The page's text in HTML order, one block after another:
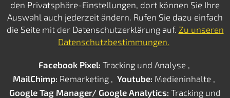
den Privatsphäre-Einstellungen, dort können Sie Ihre
Auswahl auch jederzeit ändern. Rufen Sie dazu einfach
die Seite mit der Datenschutzerklärung auf. Zu unseren
Datenschutzbestimmungen.
Facebook Pixel: Tracking und Analyse ,
MailChimp: Remarketing , Youtube: Medieninhalte ,
Google Tag Manager/ Google Analytics: Tracking und